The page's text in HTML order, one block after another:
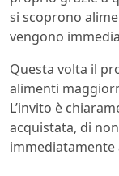
si scoprono
vengono
Questa volta il
alimenti
L’invito è
acquistata, di
immediatamente